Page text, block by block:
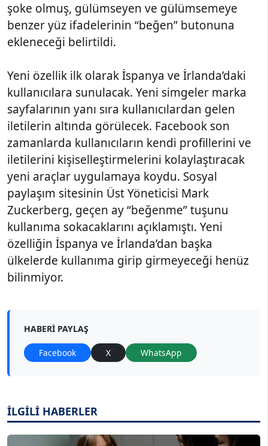
şoke olmuş, gülümseyen ve gülümsemeye
benzer yüz ifadelerinin “beğen” butonuna
ekleneceği belirtildi.
Yeni özellik ilk olarak İspanya ve İrlanda’daki
kullanıcılara sunulacak. Yeni simgeler marka
sayfalarının yanı sıra kullanıcılardan gelen
iletilerin altında görülecek. Facebook son
zamanlarda kullanıcıların kendi profillerini ve
iletilerini kişiselleştirmelerini kolaylaştıracak
yeni araçlar uygulamaya koydu. Sosyal
paylaşım sitesinin Üst Yöneticisi Mark
Zuckerberg, geçen ay “beğenme” tuşunu
kullanıma sokacaklarını açıklamıştı. Yeni
özelliğin İspanya ve İrlanda’dan başka
ülkelerde kullanıma girip girmeyeceği henüz
bilinmiyor.
HABERI PAYLAŞ
Facebook X WhatsApp
İLGİLİ HABERLER